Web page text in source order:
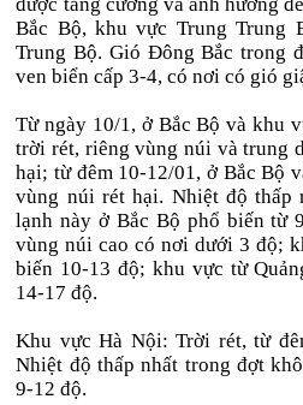
Bắc Bộ, khu vực Trung Trung
Trung Bộ. Gió Đông Bắc trong
ven biển cấp 3-4, có nơi có gió
Từ ngày 10/1, ở Bắc Bộ và khu
trời rét, riêng vùng núi và trung
hại; từ đêm 10-12/01, ở Bắc Bộ
vùng núi rét hại. Nhiệt độ thấp
lạnh này ở Bắc Bộ phổ biến từ
vùng núi cao có nơi dưới 3 độ;
biến 10-13 độ; khu vực từ
14-17 độ.
Khu vực Hà Nội: Trời rét, từ
Nhiệt độ thấp nhất trong đợt
9-12 độ.